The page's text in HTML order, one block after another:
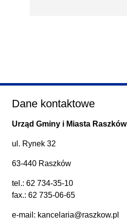
Dane kontaktowe
Urząd Gminy i Miasta Raszków
ul. Rynek 32
63-440 Raszków
tel.: 62 734-35-10
fax.: 62 735-06-65
e-mail: kancelaria@raszkow.pl